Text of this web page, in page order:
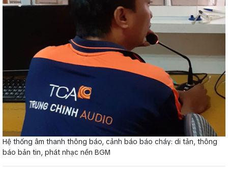
Hệ thống âm thanh thông báo, cảnh báo báo cháy: di tản, thông
báo bản tin, phát nhạc nền BGM